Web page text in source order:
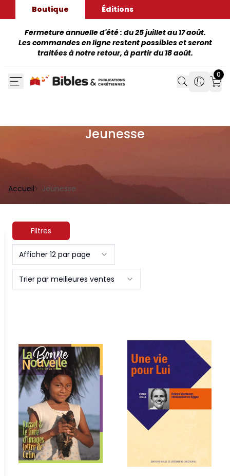
Boutique Éditions
Fermeture annuelle d'été : du 25 juillet au 17 août.
Les commandes en ligne restent possibles et seront
traitées à notre retour, à partir du 18 août.
Search
Search
0
Jeunesse
Accueil Jeunesse
Filtres
Afficher 12 par page
Trier par meilleures ventes